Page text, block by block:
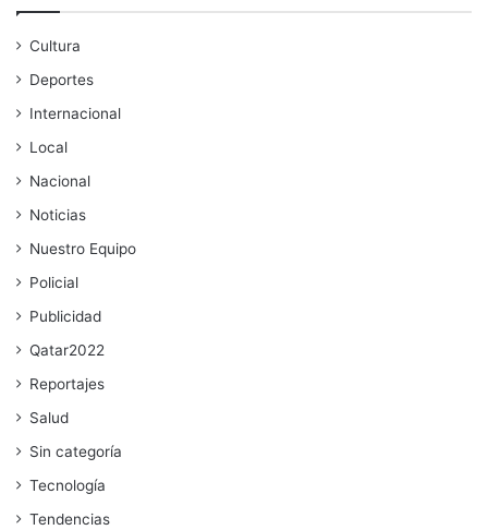
Cultura
Deportes
Internacional
Local
Nacional
Noticias
Nuestro Equipo
Policial
Publicidad
Qatar2022
Reportajes
Salud
Sin categoría
Tecnología
Tendencias